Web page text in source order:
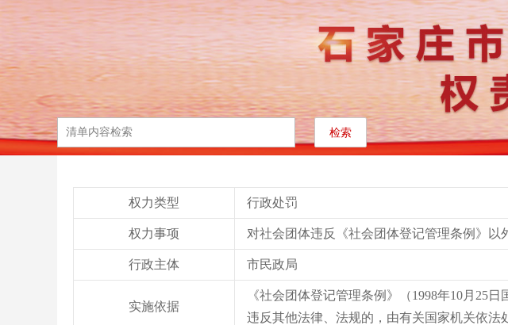
权力类型 行政处罚
权力事项 对社会团体违反《社会团体登记管理条例》以
行政主体 市民政局
实施依据
《社会团体登记管理条例》（1998年10月25
违反其他法律、法规的，由有关国家机关依法